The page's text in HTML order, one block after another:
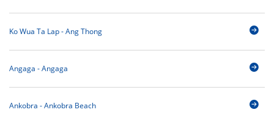
Ko Wua Ta Lap - Ang Thong
Angaga - Angaga
Ankobra - Ankobra Beach